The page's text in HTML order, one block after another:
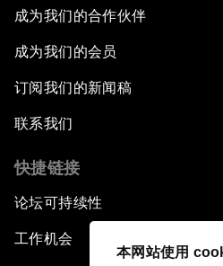
本网站使用
成为我们的合作伙伴
成为我们的会员
订阅我们的新闻稿
联系我们
快捷链接
论坛可持续性
工作机会